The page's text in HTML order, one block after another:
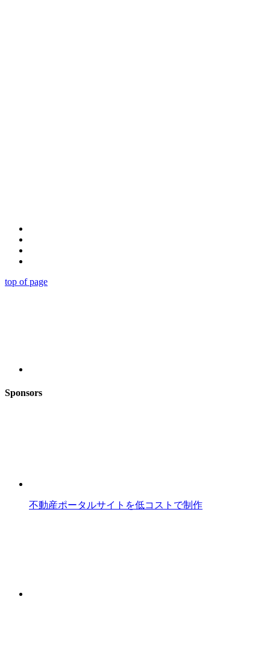
top of page
Sponsors
不動産ポータルサイトを低コストで制作